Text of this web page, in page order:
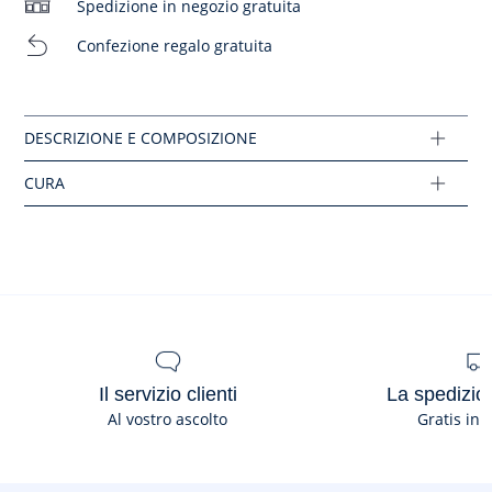
Spedizione in negozio gratuita
Confezione regalo gratuita
- Laccetti da annodare
- Modello unisex, adatto sia alle bambine che ai bambini
Tessuto principale: 100% cotone
Ref: 2046112
Il servizio clienti
Al vostro ascolto
La
Gratis in